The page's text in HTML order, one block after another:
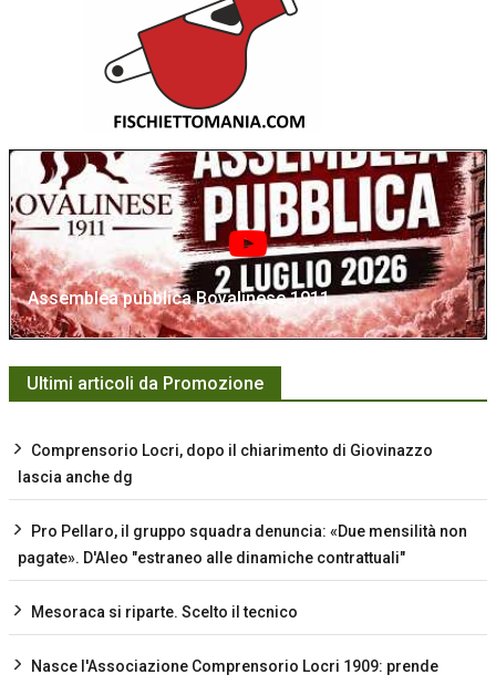
Assemblea pubblica Bovalinese 1911
Ultimi articoli da Promozione
Comprensorio Locri, dopo il chiarimento di Giovinazzo
lascia anche dg
Pro Pellaro, il gruppo squadra denuncia: «Due mensilità non
pagate». D'Aleo "estraneo alle dinamiche contrattuali"
Mesoraca si riparte. Scelto il tecnico
Nasce l'Associazione Comprensorio Locri 1909: prende